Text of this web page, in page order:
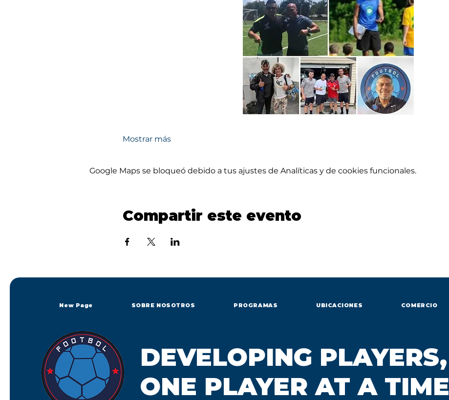
Mostrar más
Google Maps se bloqueó debido a tus ajustes de Analíticas y de cookies funcionales.
Compartir este evento
New Page SOBRE NOSOTROS PROGRAMAS UBICACIONES COMERCIO
DEVELOPING PLAYERS,
ONE PLAYER AT A TIME